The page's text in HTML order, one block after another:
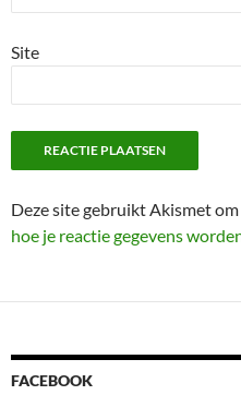
Site
Deze site gebruikt Akismet
hoe je reactie gegevens
FACEBOOK